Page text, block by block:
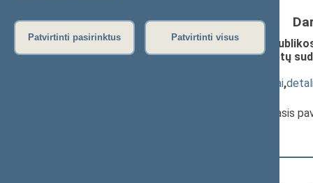
Patvirtinti pasirinktus Patvirtinti visus
Seimo nutarimo „Dėl Lietuvos
Lietuvos Respublikos Seimo komitetų
susiję dokumentai,
, Seimo Pirmininko pirmasis